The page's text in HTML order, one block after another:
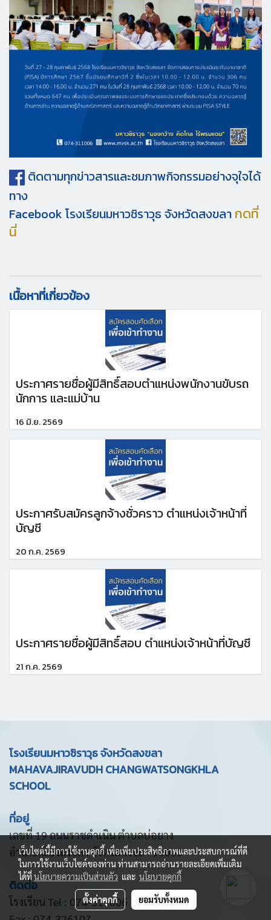
ติดตามทุกข่าวสารและชมภาพกิจกรรมอย่างจุใจได้
ทาง
Facebook โรงเรียนมหาวชิราวุธ จังหวัดสงขลากดที่
นี่
เนื้อหาที่เกี่ยวข้อง
ประกาศรายชื่อผู้มีสิทธิ์สอบตำแหน่งพนักงานขับรถ
นักการ และแม่บ้าน
16 มิ.ย. 2569
ประกาศรับสมัครลูกจ้างชั่วคราว ตำแหน่งเจ้าหน้าที่
บัญชี
20 ก.ค. 2569
ประกาศรายชื่อผู้มีสิทธิ์สอบ ตำแหน่งเจ้าหน้าที่บัญชี
21 ก.ค. 2569
โรงเรียนมหาวชิราวุธ จังหวัดสงขลา
MAHAVAJIRAVUDH CHANGWATSONGKHLA
SCHOOL
ที่อยู่
เลขที่ 19 ถนนราชดำเนิน ตำบลบ่อยาง
อำเภอเมืองสงขลา จังหวัดสงขลา 90000
ติดต่อ
โรงเรียน Tel : 074-311006
เว็บไซต์นี้มีการใช้งานคุกกี้ เพื่อเพิ่มประสิทธิภาพและประสบการณ์ที่ดี
ในการใช้งานเว็บไซต์ของท่าน ท่านสามารถอ่านรายละเอียดเพิ่มเติม
ได้ที่นโยบายความเป็นส่วนตัว และ นโยบายคุกกี้
ตั้งค่าคุกกี้ ยอมรับทั้งหมด